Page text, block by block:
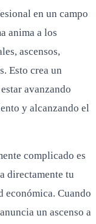
en un campo
anima a los
ascensos,
Esto crea un
avanzando
y alcanzando el
complicado es
directamente tu
económica. Cuando
un ascenso a